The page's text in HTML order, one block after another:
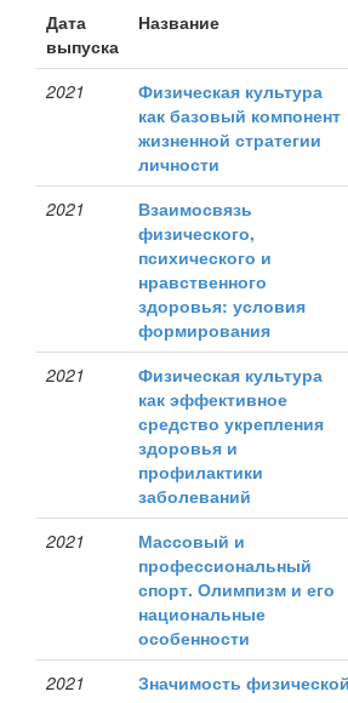
Дата
выпуска
Название
2021
Физическая культура
как базовый компонент
жизненной стратегии
личности
2021
Взаимосвязь
физического,
психического и
нравственного
здоровья: условия
формирования
2021
Физическая культура
как эффективное
средство укрепления
здоровья и
профилактики
заболеваний
2021
Массовый и
профессиональный
спорт. Олимпизм и его
национальные
особенности
2021
Значимость физической